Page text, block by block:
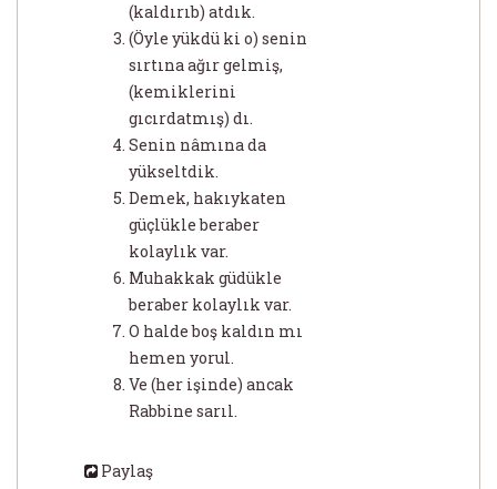
(kaldırıb) atdık.
(Öyle yükdü ki o) senin
sırtına ağır gelmiş,
(kemiklerini
gıcırdatmış) dı.
Senin nâmına da
yükseltdik.
Demek, hakıykaten
güçlükle beraber
kolaylık var.
Muhakkak güdükle
beraber kolaylık var.
O halde boş kaldın mı
hemen yorul.
Ve (her işinde) ancak
Rabbine sarıl.
Paylaş